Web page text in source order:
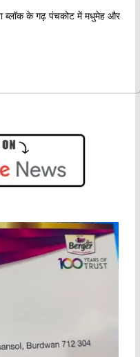
ब्लॉक के गढ़ पंचकोट में मधुमेह और